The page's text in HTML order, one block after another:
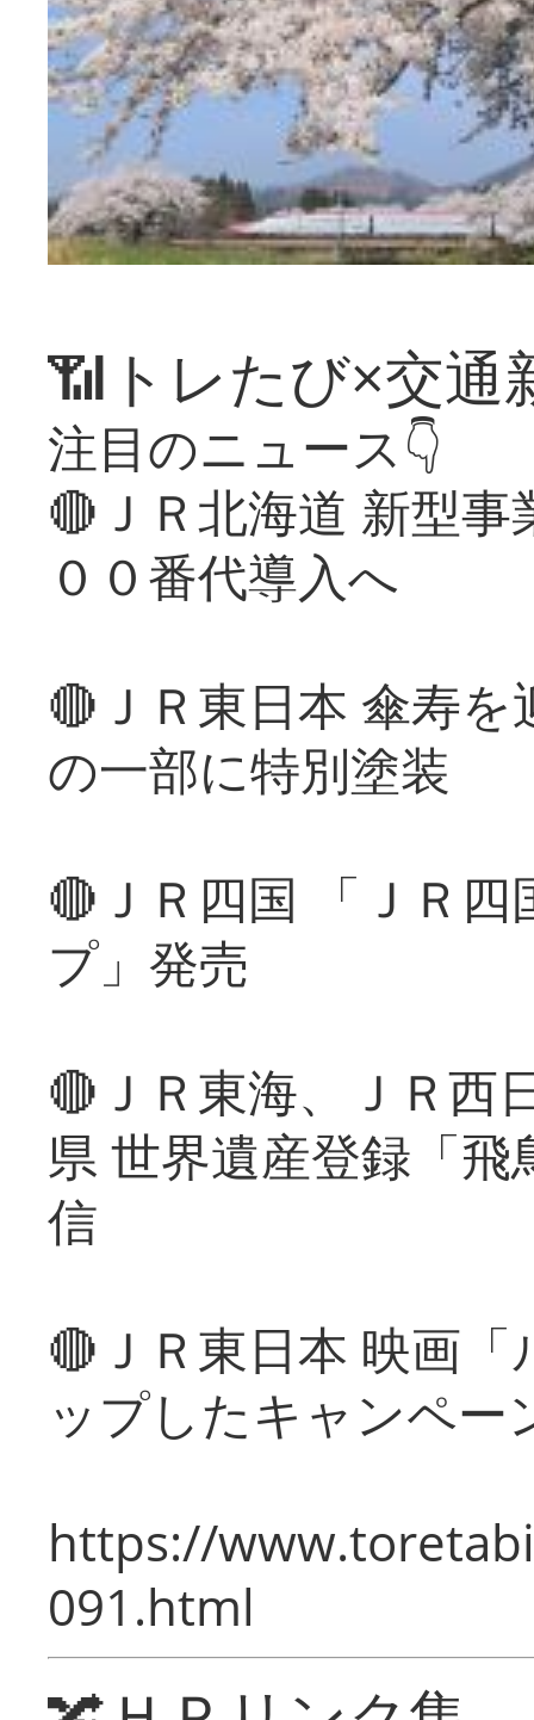
📶トレたび×交通
注目のニュース👇
🔴ＪＲ北海道 新型
００番代導入へ
🔴ＪＲ東日本 傘寿
の一部に特別塗装
🔴ＪＲ四国 「ＪＲ
プ」発売
🔴ＪＲ東海、ＪＲ西
県 世界遺産登録「
信
🔴ＪＲ東日本 映画
ップしたキャンペー
https://
091.html